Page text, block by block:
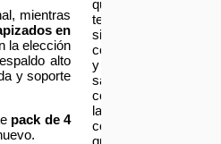
mientras
en
la elección
alto
y soporte
pack de 4
que
te
sientas
contento
y
satisfecho
con
las
compras
que